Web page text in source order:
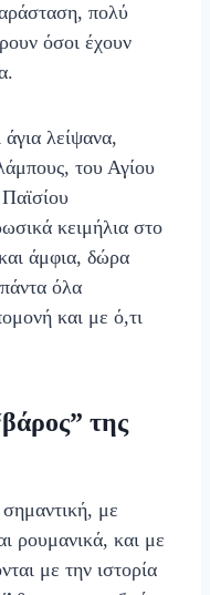
πολύ
όσοι έχουν
λείψανα,
του Αγίου
κειμήλια στο
άμφια, δώρα
όλα
και με ό,τι
της
με
ρουμανικά, και με
με την ιστορία